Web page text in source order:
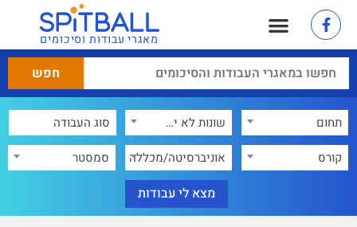
מאגרי עבודות וסיכומים
תחום
שונות לא ידועה
קורס
אוניברסיטה/מכללה סמסטר